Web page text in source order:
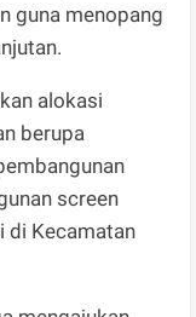
guna menopang
alokasi
berupa
screen
di Kecamatan